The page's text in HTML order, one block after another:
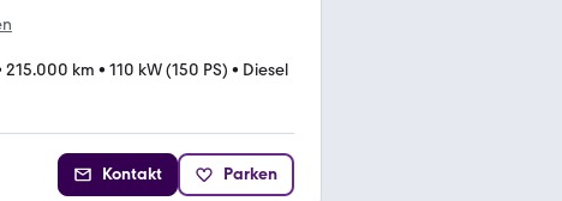
215.000 km • 110 kW (150 PS) • Diesel
Kontakt Parken